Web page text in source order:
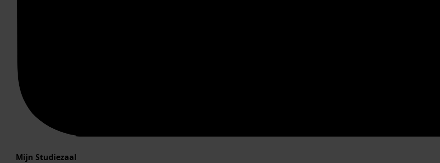
Mijn Studiezaal